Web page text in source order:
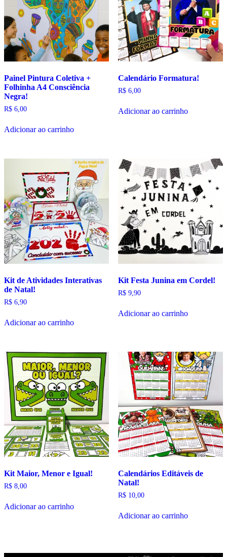
Painel Pintura Coletiva +
Folhinha A4 Consciência
Negra!
R$ 6,00
Adicionar ao carrinho
Calendário Formatura!
R$6,00
Adicionar ao carrinho
Kit de Atividades Interativas
de Natal!
R$ 6,90
Adicionar ao carrinho
Kit Festa Junina em Cordel!
R$9,90
Adicionar ao carrinho
Kit Maior, Menor e Igual!
R$ 8,00
Adicionar ao carrinho
Calendários Editáveis de
Natal!
R$10,00
Adicionar ao carrinho